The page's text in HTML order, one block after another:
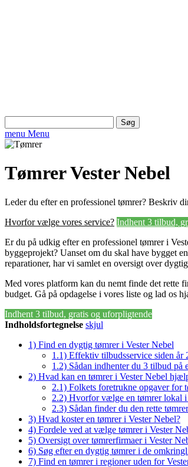
efter:
menu Menu
Tømrer Vester Nebel
Leder du efter en professionel tømrer? Beskriv
Hvorfor vælge vores service? Indhent 3 tilbud,
Er du på udkig efter en professionel tømrer i
byggeprojekt? Uanset om du skal have bygget
reparationer, har vi samlet en oversigt over
Med vores platform kan du nemt finde det rette
budget. Gå på opdagelse i vores liste og lad os
Indhent 3 tilbud, gratis og uforpligtende
Indholdsfortegnelse skjul
1) Find en dygtig tømrer i Vester Nebel
1.1) Effektiv tilbudsservice siden år
1.2) Sådan indhenter du 3 tilbud på
2) Hvad kan en tømrer i Vester Nebel
2.1) Folkets foretrukne opgaver for
2.2) Hvorfor vælge en tømrer lokal i
2.3) Sådan finder du den rette tømrer
3) Hvad koster en tømrer i Vester Nebel?
4) Fordele ved at vælge tømrer i Vester
5) Oversigt over tømrerfirmaer i Vester
6) Søg efter en dygtig tømrer i de
7) Find en tømrer i regioner uden for